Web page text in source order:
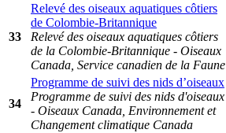
33
Relevé des oiseaux aquatiques côtiers
de Colombie-Britannique
Relevé des oiseaux aquatiques côtiers
de la Colombie-Britannique - Oiseaux
Canada, Service canadien de la Faune
34
Programme de suivi des nids d’oiseaux
Programme de suivi des nids d'oiseaux
- Oiseaux Canada, Environnement et
Changement climatique Canada